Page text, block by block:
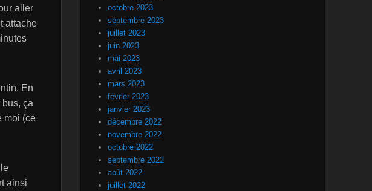
aller
attache
En
ça
moi (ce
ainsi
octobre 2023
septembre 2023
juillet 2023
juin 2023
mai 2023
avril 2023
mars 2023
février 2023
janvier 2023
décembre 2022
novembre 2022
octobre 2022
septembre 2022
août 2022
juillet 2022